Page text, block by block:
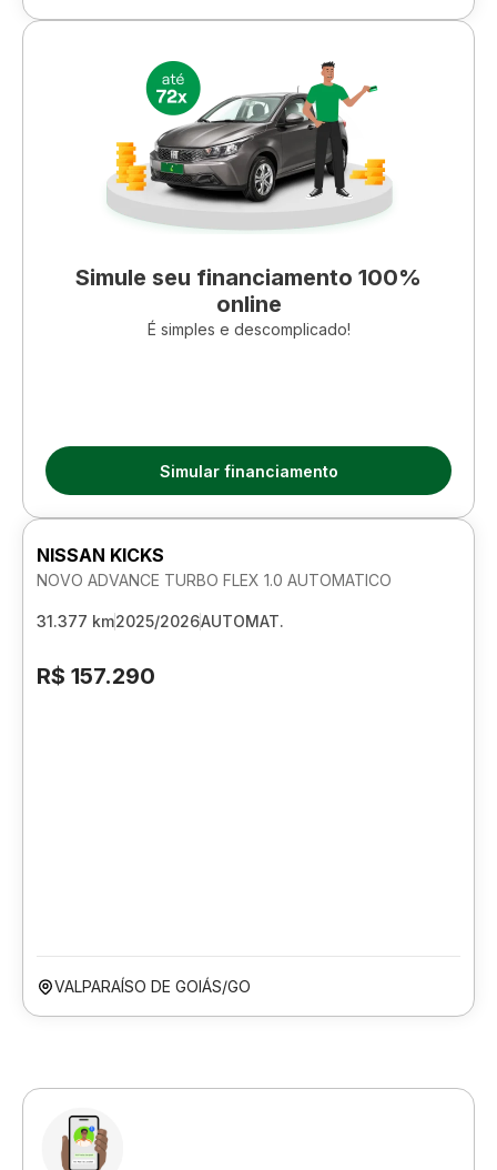
Simule seu financiamento 100%
online
É simples e descomplicado!
Simular financiamento
NISSAN KICKS
NOVO ADVANCE TURBO FLEX 1.0 AUTOMATICO
31.377 km2025/2026AUTOMAT.
R$ 157.290
VALPARAÍSO DE GOIÁS/GO